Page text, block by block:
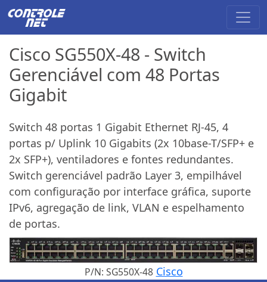
Cisco SG550X-48 - Switch
Gerenciável com 48 Portas
Gigabit
Switch 48 portas 1 Gigabit Ethernet RJ-45, 4
portas p/ Uplink 10 Gigabits (2x 10base-T/SFP+ e
2x SFP+), ventiladores e fontes redundantes.
Switch gerenciável padrão Layer 3, empilhável
com configuração por interface gráfica, suporte
IPv6, agregação de link, VLAN e espelhamento
de portas.
P/N: SG550X-48 Cisco